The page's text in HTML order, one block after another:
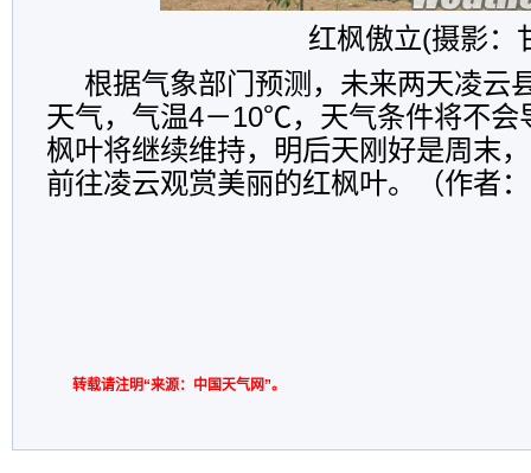
红枫傲立(摄影：
根据气象部门预测，未来两天凌云
天气，气温4－10℃，天气条件将不会
枫叶将继续维持，明后天刚好是周末
前往凌云观赏美丽的红枫叶。（作者：
转载请注明“来源：中国天气网”。